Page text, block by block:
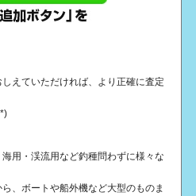
えていただければ、より正確に査定
用・渓流用など釣種問わずに様々な
、ボートや船外機など大型のものま